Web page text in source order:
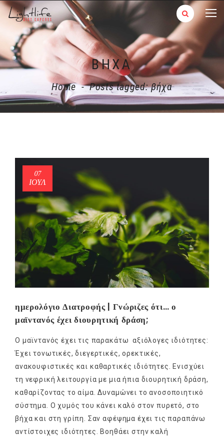
ΒΉΧΑ
Home - Posts tagged: βήχα
07
ΙΟΎΛ
ημερολόγιο Διατροφής | Γνώριζες ότι… ο
μαϊντανός έχει διουρητική δράση;
Ο μαϊντανός έχει τις παρακάτω αξιόλογες ιδιότητες:
Έχει τονωτικές, διεγερτικές, ορεκτικές,
ανακουφιστικές και καθαρτικές ιδιότητες. Ενισχύει
τη νεφρική λειτουργία με μια ήπια διουρητική δράση,
καθαρίζοντας το αίμα. Δυναμώνει το ανοσοποιητικό
σύστημα. Ο χυμός του κάνει καλό στον πυρετό, στο
βήχα και στη γρίπη. Σαν αφέψημα έχει τις παραπάνω
αντίστοιχες ιδιότητες. Βοηθάει στην καλή